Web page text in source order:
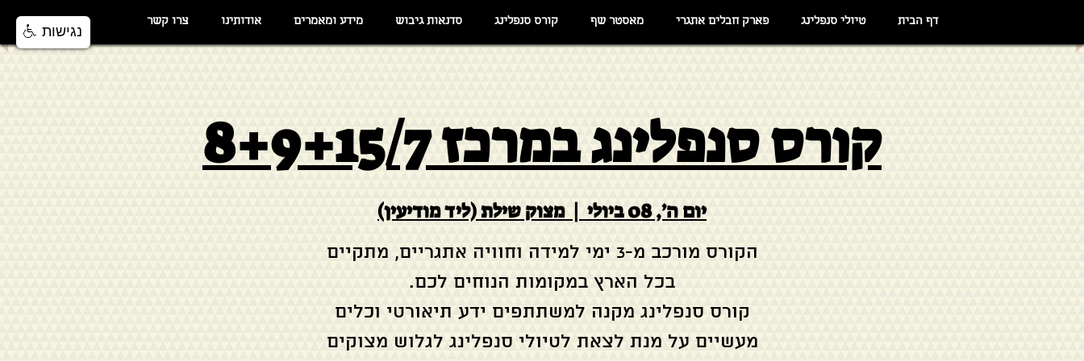
דף הבית טיולי סנפלינג פארק חבלים אתגרי מאסטר שף קורס סנפלינג סדנאות גיבוש מידע ומאמרים אודותינו צרו קשר
קורס סנפלינג במרכז 8+9+15/7
יום ה׳, 08 ביולי
  |
מצוק שילת (ליד מודיעין)
הקורס מורכב מ-3 ימי למידה וחוויה אתגריים, מתקיים
קורס סנפלינג מקנה למשתתפים ידע תיאורטי וכלים
מעשיים על מנת לצאת לטיולי סנפלינג לגלוש מצוקים
נגישות